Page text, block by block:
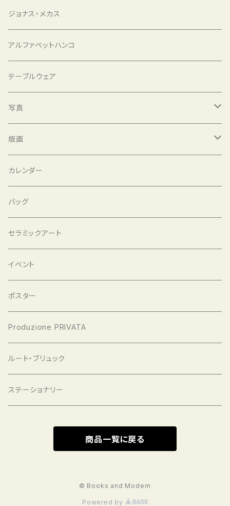
ジョナス・メカス
アルファベットハンコ
テーブルウェア
写真
泊昭雄 Akio Tomari STILL LIFE
かくたみほ mirror mirror
版画
小井田由貴
沙羅
カレンダー
バッグ
セラミックアート
イベント
ポスター
Produzione PRIVATA
ルート・ブリュック
ステーショナリー
商品一覧に戻る
© Books and Modern
Powered by